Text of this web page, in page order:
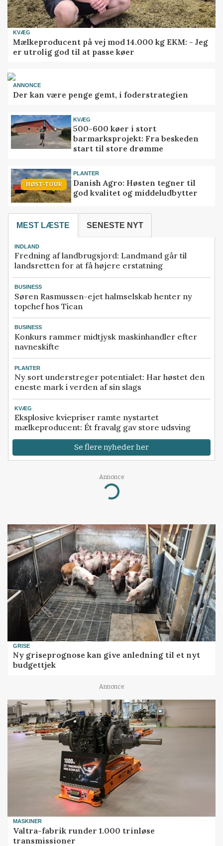
KVÆG
Mælkeproducent på vej mod 14.000 kg EKM: - Jeg
er utrolig god til at passe køer
ANNONCE
Der kan være penge gemt, i foderstrategien
KVÆG
500-600 køer i stort
barmarksprojekt: Fra beskeden
start til store drømme
HØST-TOUR
PLANTER
Danish Agro: Høsten tegner til
god kvalitet og middeludbytter
MEST LÆSTE SENESTE NYT
INDLAND
Fredning af landbrugsjord: Landmand går til
landsretten for at få højere erstatning
BUSINESS
Søren Rasmussen-ejet halmselskab henter ny
topchef hos Tican
BUSINESS
Konkurs rammer midtjysk maskinhandler efter
navneskifte
PLANTER
Ny sort understreger potentialet: Har høstet den
eneste mark i verden af sin slags
KVÆG
Eksplosive kviepriser ramte nystartet
mælkeproducent: Ét fravalg gav store udsving
Se flere nyheder her
Annonce
Loading...
GRISE
Ny griseprognose kan give anledning til et nyt
budgettjek
Annonce
MASKINER
Valtra-fabrik runder 1.000 trinløse
transmissioner